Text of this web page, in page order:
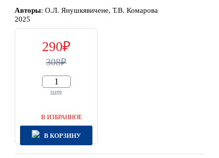
Авторы: О.Л. Янушкявичене, Т.В. Комарова
2025
290
308
шт
В ИЗБРАННОЕ
В КОРЗИНУ